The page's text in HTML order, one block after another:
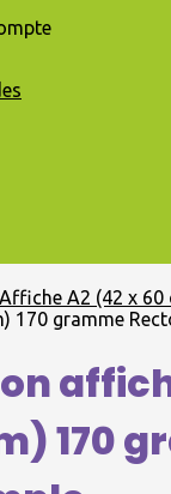
Affiche A2 (42 x 60
170 gramme
170